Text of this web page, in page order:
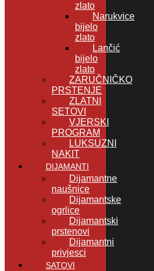
zlato
Narukvice
bijelo
zlato
Lančić
bijelo
zlato
ZARUČNIČKO
PRSTENJE
ZLATNI
SETOVI
VJERSKI
PROGRAM
LUKSUZNI
NAKIT
DIJAMANTI
Dijamantne
naušnice
Dijamantske
ogrlice
Dijamantski
prstenovi
Dijamantni
privjesci
SATOVI